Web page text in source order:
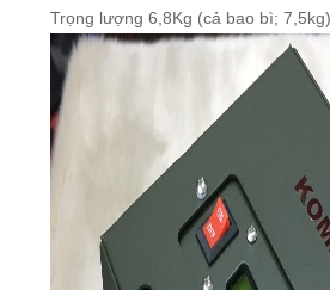
Trọng lượng 6,8Kg (cả bao bì; 7,5kg)